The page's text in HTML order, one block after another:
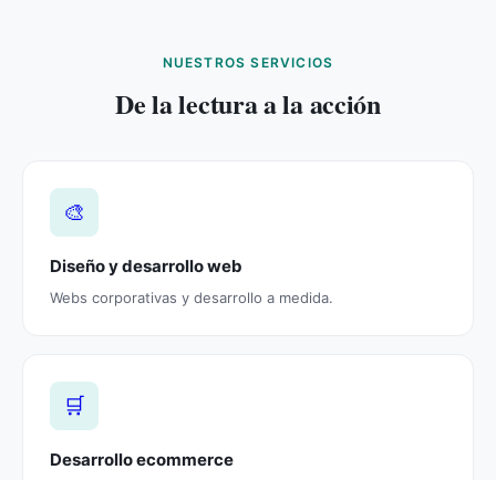
NUESTROS SERVICIOS
De la lectura a la acción
🎨
Diseño y desarrollo web
Webs corporativas y desarrollo a medida.
🛒
Desarrollo ecommerce